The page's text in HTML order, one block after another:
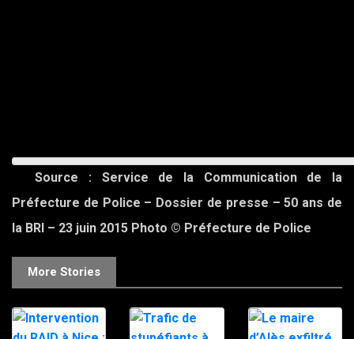
Source : Service de la Communication de la
Préfecture de Police – Dossier de presse – 50 ans de
la BRI – 23 juin 2015 Photo © Préfecture de Police
More Stories